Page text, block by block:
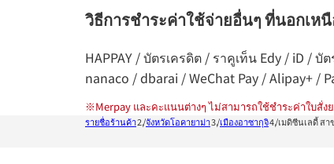
วิธีการชำระค่าใช้จ่ายอื่นๆ ที่นอกเห
HAPPAY / บัตรเครดิต / ราคูเท็น Edy / iD /
nanaco / dbarai / WeChat Pay / Alipay+ /
※Merpay และคะแนนต่างๆ ไม่สามารถใช้ชำระค่าใบสั่ง
รายชื่อร้านค้า จังหวัดโอคายาม่า เมืองอาซากุจิ เมดิซีนเลดี้ ส